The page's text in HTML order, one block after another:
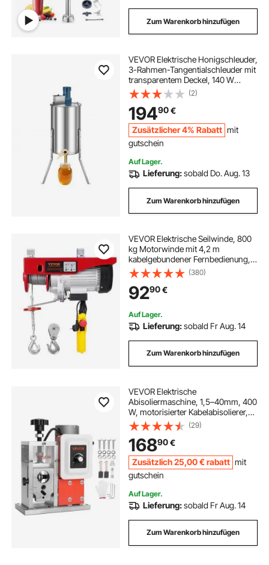
Zum Warenkorb hinzufügen
VEVOR Elektrische Honigschleuder,
3-Rahmen-Tangentialschleuder mit
transparentem Deckel, 140 W
Honigextractor aus Edelstahl,
höhenverstellbar,
Wabenextraktionsgerät für die
Bienenzucht
(2)
19490€
Zusätzlicher 4% Rabatt mit
gutschein
Auf Lager.
Lieferung:sobald Do. Aug. 13
Zum Warenkorb hinzufügen
VEVOR Elektrische Seilwinde, 800
kg Motorwinde mit 4,2 m
kabelgebundener Fernbedienung,
12 m Hubhöhe mit Einzelkabel,
Einzel-/Doppelschlingen, Not-Aus,
Hebezeug für Garage, Lager, Fabrik
(380)
9290€
Auf Lager.
Lieferung:sobald Fr Aug. 14
Zum Warenkorb hinzufügen
VEVOR Elektrische
Abisoliermaschine, 1,5–40mm, 400
W, motorisierter Kabelabisolierer,
9,84 IPS (15 m/min) Drahtschäler
mit Klingen, V-förmigen Rollen,
Kühlventilator, Kabelschälmaschine
(29)
16890€
Zusätzlich25,00 €rabatt mit
gutschein
Auf Lager.
Lieferung:sobald Fr Aug. 14
Zum Warenkorb hinzufügen